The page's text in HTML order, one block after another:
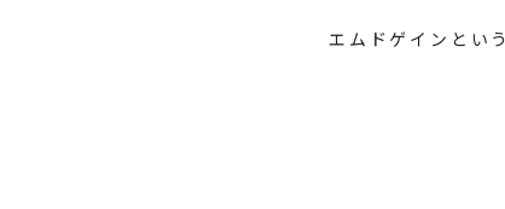
エムドゲイン とい